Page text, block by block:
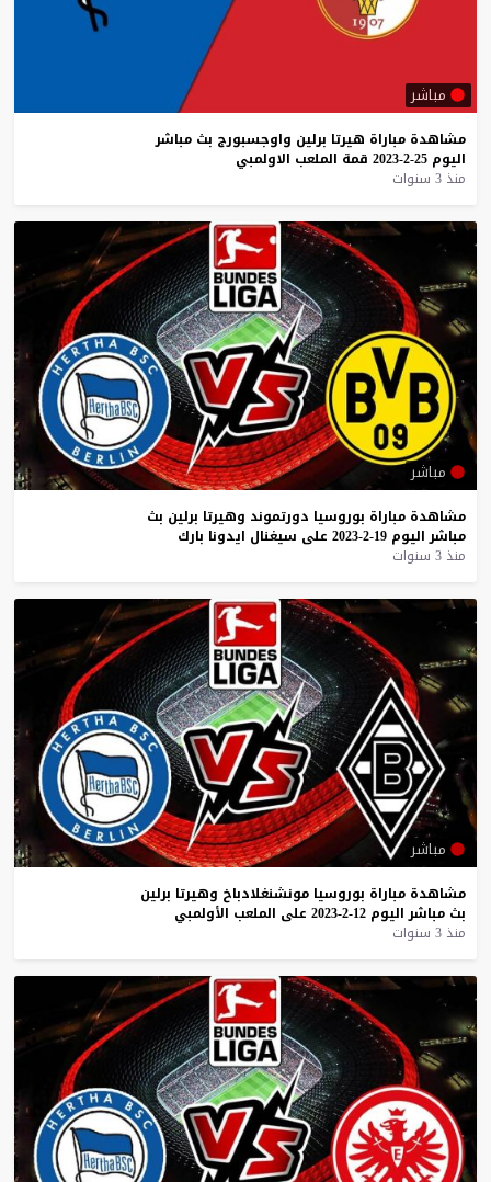
مباشر
مشاهدة مباراة هيرتا برلين واوجسبورج بث مباشر
اليوم 25-2-2023 قمة الملعب الاولمبي
منذ 3 سنوات
مباشر
مشاهدة مباراة بوروسيا دورتموند وهيرتا برلين بث
مباشر اليوم 19-2-2023 على سيغنال ايدونا بارك
منذ 3 سنوات
مباشر
مشاهدة مباراة بوروسيا مونشنغلادباخ وهيرتا برلين
بث مباشر اليوم 12-2-2023 على الملعب الأولمبي
منذ 3 سنوات